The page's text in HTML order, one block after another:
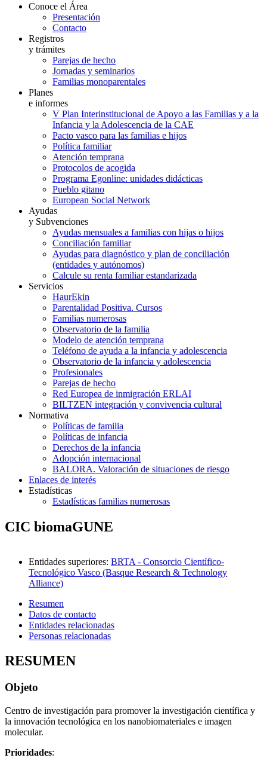
Conoce el Área
Presentación
Contacto
Registros
y trámites
Parejas de hecho
Jornadas y seminarios
Familias monoparentales
Planes
e informes
V Plan Interinstitucional de Apoyo a las Familias y a la
Infancia y la Adolescencia de la CAE
Pacto vasco para las familias e hijos
Política familiar
Atención temprana
Protocolos de acogida
Programa Egonline: unidades didácticas
Pueblo gitano
European Social Network
Ayudas
y Subvenciones
Ayudas mensuales a familias con hijas o hijos
Conciliación familiar
Ayudas para diagnóstico y plan de conciliación
(entidades y autónomos)
Calcule su renta familiar estandarizada
Servicios
HaurEkin
Parentalidad Positiva. Cursos
Familias numerosas
Observatorio de la familia
Modelo de atención temprana
Teléfono de ayuda a la infancia y adolescencia
Observatorio de la infancia y adolescencia
Profesionales
Parejas de hecho
Red Europea de inmigración ERLAI
BILTZEN integración y convivencia cultural
Normativa
Políticas de familia
Políticas de infancia
Derechos de la infancia
Adopción internacional
BALORA. Valoración de situaciones de riesgo
Enlaces de interés
Estadísticas
Estadísticas familias numerosas
CIC biomaGUNE
Entidades superiores: BRTA - Consorcio Científico-
Tecnológico Vasco (Basque Research & Technology
Alliance)
Resumen
Datos de contacto
Entidades relacionadas
Personas relacionadas
RESUMEN
Objeto
Centro de investigación para promover la investigación científica y
la innovación tecnológica en los nanobiomateriales e imagen
molecular.
Prioridades: